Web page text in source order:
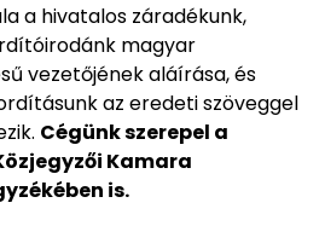
a hivatalos záradékunk,
magyar
vezetőjének aláírása, és
az eredeti szöveggel
Cégünk szerepel a
Kamara
is.